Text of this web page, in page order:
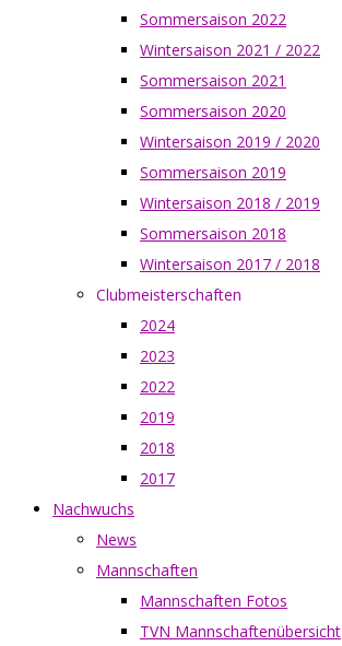
Sommersaison 2022
Wintersaison 2021 / 2022
Sommersaison 2021
Sommersaison 2020
Wintersaison 2019 / 2020
Sommersaison 2019
Wintersaison 2018 / 2019
Sommersaison 2018
Wintersaison 2017 / 2018
Clubmeisterschaften
2024
2023
2022
2019
2018
2017
Nachwuchs
News
Mannschaften
Mannschaften Fotos
TVN Mannschaftenübersicht